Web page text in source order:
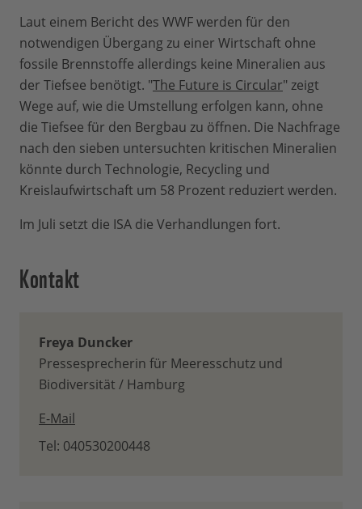
Laut einem Bericht des WWF werden für den
notwendigen Übergang zu einer Wirtschaft ohne
fossile Brennstoffe allerdings keine Mineralien aus
der Tiefsee benötigt. "The Future is Circular" zeigt
Wege auf, wie die Umstellung erfolgen kann, ohne
die Tiefsee für den Bergbau zu öffnen. Die Nachfrage
nach den sieben untersuchten kritischen Mineralien
könnte durch Technologie, Recycling und
Kreislaufwirtschaft um 58 Prozent reduziert werden.
Im Juli setzt die ISA die Verhandlungen fort.
Kontakt
Freya Duncker
Pressesprecherin für Meeresschutz und
Biodiversität / Hamburg
E-Mail
Tel: 040530200448